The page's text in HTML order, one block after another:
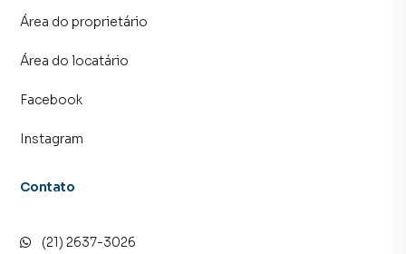
Área do proprietário
Área do locatário
Facebook
Instagram
Contato
(21) 2637-3026